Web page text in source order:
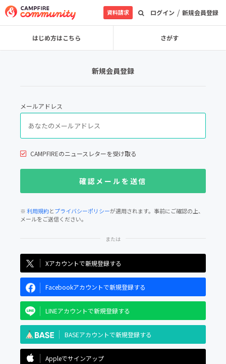
ログイン / 新規会員登録
資料請求
はじめ方はこちら さがす
新規会員登録
メールアドレス
CAMPFIREのニュースレターを受け取る
※利用規約とプライバシーポリシーが適用されます。事前にご確認の上、
メールをご送信ください。
Xアカウントで新規登録する
Facebookアカウントで新規登録する
LINEアカウントで新規登録する
BASEアカウントで新規登録する
Appleでサインアップ